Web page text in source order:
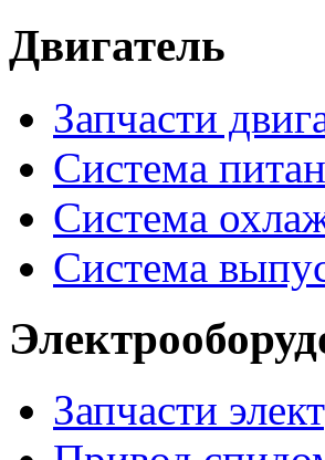
Двигатель
Запчасти
Система
Система
Система
Запчасти